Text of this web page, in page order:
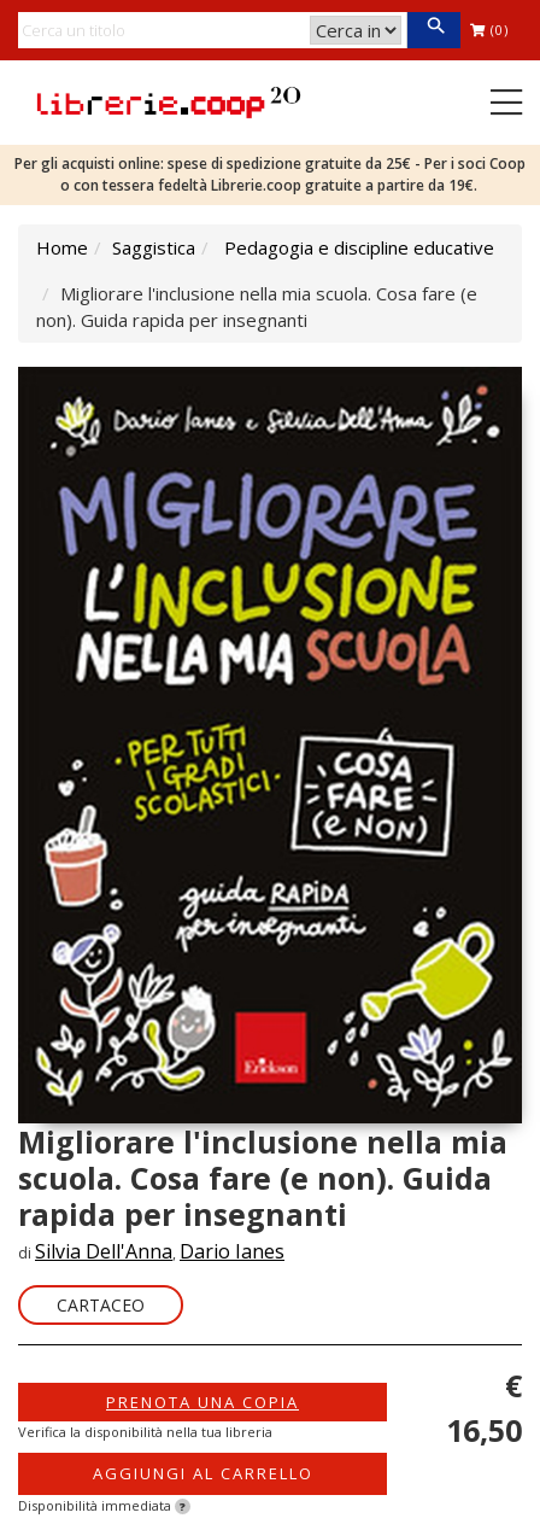
(0)
Per gli acquisti online: spese di spedizione gratuite da 25€ - Per i soci Coop
o con tessera fedeltà Librerie.coop gratuite a partire da 19€.
Home Saggistica
Pedagogia e discipline educative
Migliorare l'inclusione nella mia scuola. Cosa fare (e
non). Guida rapida per insegnanti
Migliorare l'inclusione nella mia
scuola. Cosa fare (e non). Guida
rapida per insegnanti
di Silvia Dell'Anna, Dario Ianes
CARTACEO
PRENOTA UNA COPIA
Verifica la disponibilità nella tua libreria
AGGIUNGI AL CARRELLO
Disponibilità immediata ?
€
16,50